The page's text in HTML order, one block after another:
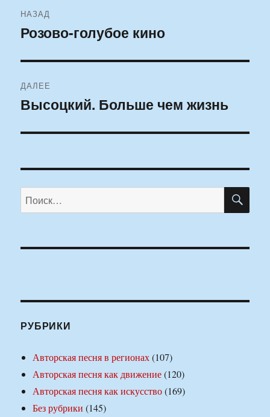
по
НАЗАД
Предыдущая
Розово-голубое кино
ДАЛЕЕ
Следующая
Высоцкий. Больше чем жизнь
Искать:
РУБРИКИ
Авторская песня в регионах(107)
Авторская песня как движение(120)
Авторская песня как искусство(169)
Без рубрики (145)